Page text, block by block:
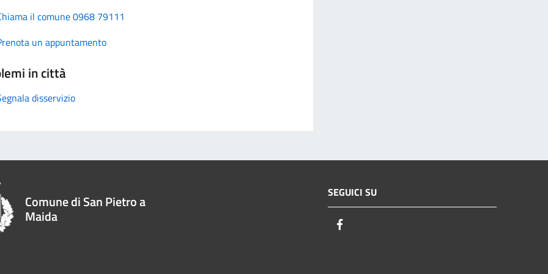
il comune 0968 79111
un appuntamento
in città
disservizio
Comune di San Pietro a
Maida
SEGUICI SU